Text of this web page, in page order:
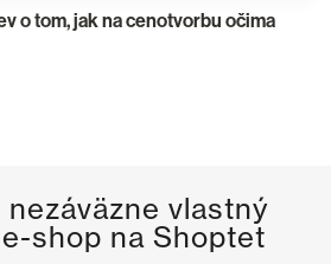
o tom, jak na cenotvorbu očima
vlastný
shop na Shoptet